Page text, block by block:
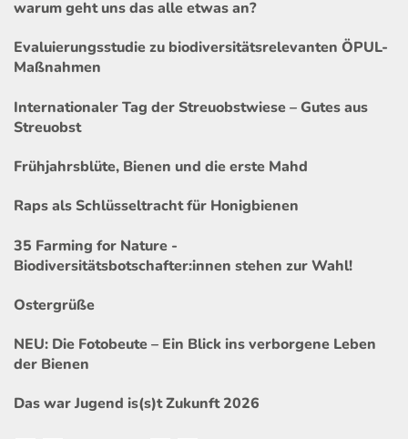
warum geht uns das alle etwas an?
Evaluierungsstudie zu biodiversitätsrelevanten ÖPUL-
Maßnahmen
Internationaler Tag der Streuobstwiese – Gutes aus
Streuobst
Frühjahrsblüte, Bienen und die erste Mahd
Raps als Schlüsseltracht für Honigbienen
35 Farming for Nature -
Biodiversitätsbotschafter:innen stehen zur Wahl!
Ostergrüße
NEU: Die Fotobeute – Ein Blick ins verborgene Leben
der Bienen
Das war Jugend is(s)t Zukunft 2026